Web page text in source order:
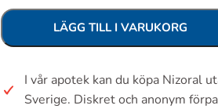
LÄGG TILL I VARUKORG
I vår apotek kan du köpa Nizoral
Sverige. Diskret och anonym